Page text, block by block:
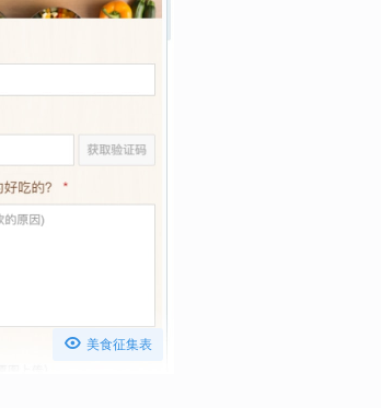
 美食征集表